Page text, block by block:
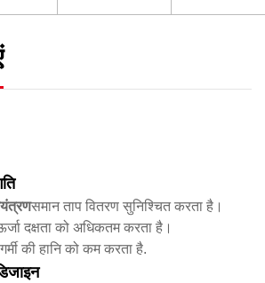
​समान ताप वितरण सुनिश्चित करता है।
दक्षता को अधिकतम करता है।
की हानि को कम करता है.